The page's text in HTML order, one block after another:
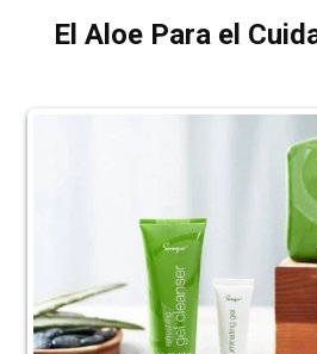
El Aloe Para el